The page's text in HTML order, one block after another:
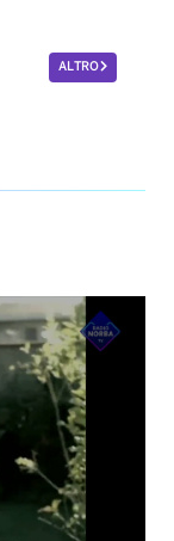
ALTRO